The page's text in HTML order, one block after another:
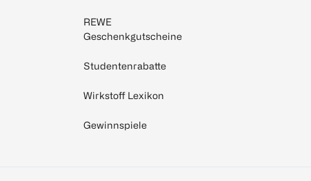
REWE
Geschenkgutscheine
Studentenrabatte
Wirkstoff Lexikon
Gewinnspiele